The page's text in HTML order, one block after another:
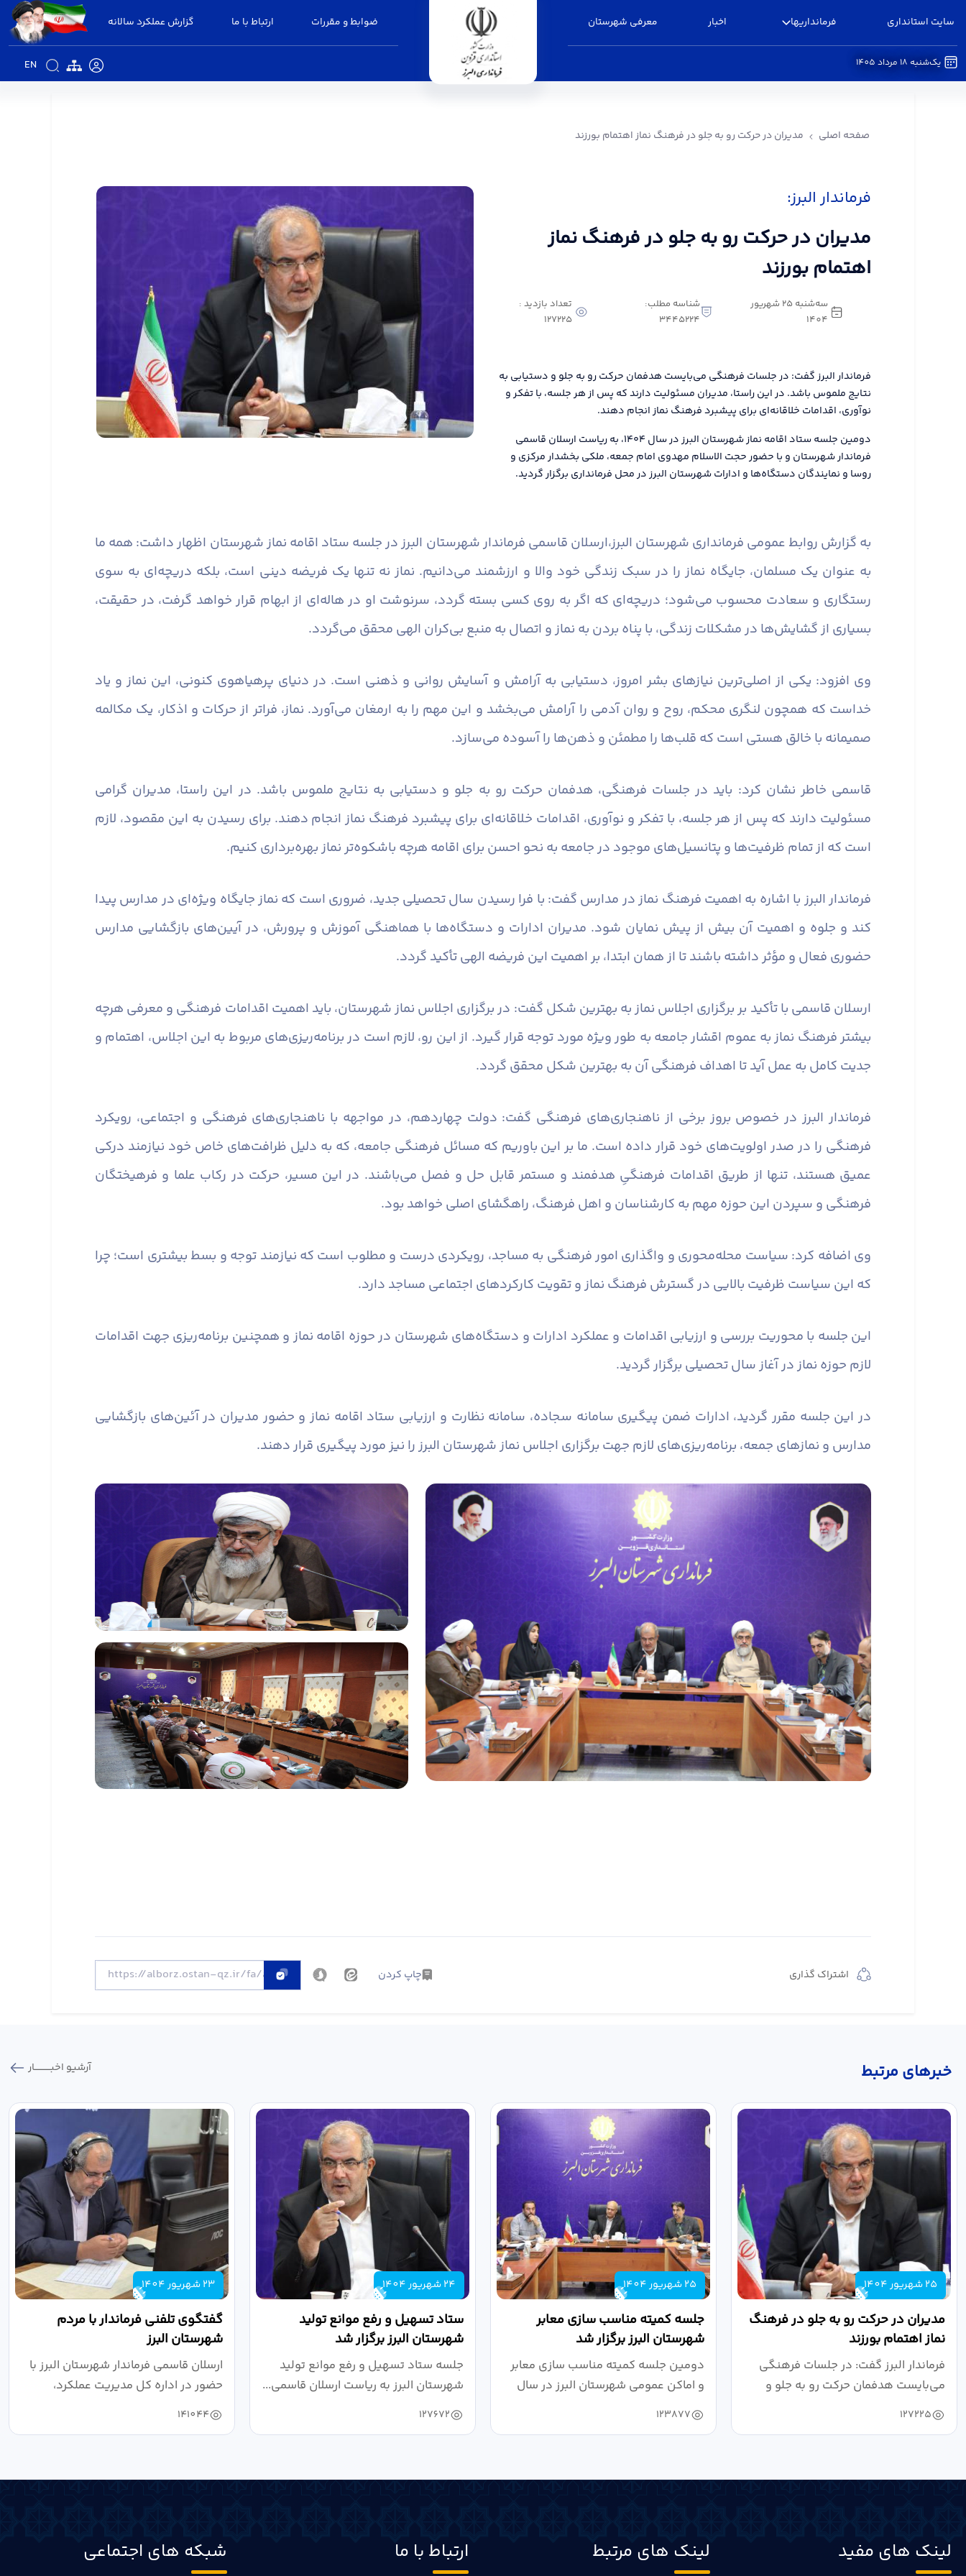
سایت استانداری فرمانداریها اخبار معرفی شهرستان ضوابط و مقررات ارتباط با ما گزارش عملکرد سالانه
EN یک‌شنبه 18 مرداد 1405
صفحه اصلی مدیران در حرکت رو به جلو در فرهنگ نماز اهتمام بورزند
فرماندار البرز:
مدیران در حرکت رو به جلو در فرهنگ نماز
اهتمام بورزند
سه‌شنبه 25 شهریور
1404
شناسه مطلب:
3445224
تعداد بازدید :
127225
فرماندار البرز گفت: در جلسات فرهنگی می‌بایست هدفمان حرکت رو به جلو و دستیابی به
نتایج ملموس باشد. در این راستا، مدیران مسئولیت دارند که پس از هر جلسه، با تفکر و
نوآوری، اقدامات خلاقانه‌ای برای پیشبرد فرهنگ نماز انجام دهند.
دومین جلسه ستاد اقامه نماز شهرستان البرز در سال ۱۴۰۴، به ریاست ارسلان قاسمی
فرماندار شهرستان و با حضور حجت الاسلام مهدوی امام جمعه، ملکی بخشدار مرکزی و
روسا و نمایندگان دستگاه‌ها و ادارات شهرستان البرز در محل فرمانداری برگزار گردید.
به گزارش روابط عمومی فرمانداری شهرستان البرز،ارسلان قاسمی فرماندار شهرستان البرز در جلسه ستاد اقامه نماز شهرستان اظهار داشت: همه ما
به عنوان یک مسلمان، جایگاه نماز را در سبک زندگی خود والا و ارزشمند می‌دانیم. نماز نه تنها یک فریضه دینی است، بلکه دریچه‌ای به سوی
رستگاری و سعادت محسوب می‌شود؛ دریچه‌ای که اگر به روی کسی بسته گردد، سرنوشت او در هاله‌ای از ابهام قرار خواهد گرفت، در حقیقت،
بسیاری از گشایش‌ها در مشکلات زندگی، با پناه بردن به نماز و اتصال به منبع بی‌کران الهی محقق می‌گردد.
وی افزود: یکی از اصلی‌ترین نیازهای بشر امروز، دستیابی به آرامش و آسایش روانی و ذهنی است. در دنیای پرهیاهوی کنونی، این نماز و یاد
خداست که همچون لنگری محکم، روح و روان آدمی را آرامش می‌بخشد و این مهم را به ارمغان می‌آورد. نماز، فراتر از حرکات و اذکار، یک مکالمه
صمیمانه با خالق هستی است که قلب‌ها را مطمئن و ذهن‌ها را آسوده می‌سازد.
قاسمی خاطر نشان کرد: باید در جلسات فرهنگی، هدفمان حرکت رو به جلو و دستیابی به نتایج ملموس باشد. در این راستا، مدیران گرامی
مسئولیت دارند که پس از هر جلسه، با تفکر و نوآوری، اقدامات خلاقانه‌ای برای پیشبرد فرهنگ نماز انجام دهند. برای رسیدن به این مقصود، لازم
است که از تمام ظرفیت‌ها و پتانسیل‌های موجود در جامعه به نحو احسن برای اقامه هرچه باشکوه‌تر نماز بهره‌برداری کنیم.
فرماندار البرز با اشاره به اهمیت فرهنگ نماز در مدارس گفت: با فرا رسیدن سال تحصیلی جدید، ضروری است که نماز جایگاه ویژه‌ای در مدارس پیدا
کند و جلوه و اهمیت آن بیش از پیش نمایان شود. مدیران ادارات و دستگاه‌ها با هماهنگی آموزش و پرورش، در آیین‌های بازگشایی مدارس
حضوری فعال و مؤثر داشته باشند تا از همان ابتدا، بر اهمیت این فریضه الهی تأکید گردد.
ارسلان قاسمی با تأکید بر برگزاری اجلاس نماز به بهترین شکل گفت: در برگزاری اجلاس نماز شهرستان، باید اهمیت اقدامات فرهنگی و معرفی هرچه
بیشتر فرهنگ نماز به عموم اقشار جامعه به طور ویژه مورد توجه قرار گیرد. از این رو، لازم است در برنامه‌ریزی‌های مربوط به این اجلاس، اهتمام و
جدیت کامل به عمل آید تا اهداف فرهنگی آن به بهترین شکل محقق گردد.
فرماندار البرز در خصوص بروز برخی از ناهنجاری‌های فرهنگی گفت: دولت چهاردهم، در مواجهه با ناهنجاری‌های فرهنگی و اجتماعی، رویکرد
فرهنگی را در صدر اولویت‌های خود قرار داده است. ما بر این باوریم که مسائل فرهنگی جامعه، که به دلیل ظرافت‌های خاص خود نیازمند درکی
عمیق هستند، تنها از طریق اقدامات فرهنگیِ هدفمند و مستمر قابل حل و فصل می‌باشند. در این مسیر، حرکت در رکاب علما و فرهیختگان
فرهنگی و سپردن این حوزه مهم به کارشناسان و اهل فرهنگ، راهگشای اصلی خواهد بود.
وی اضافه کرد: سیاست محله‌محوری و واگذاری امور فرهنگی به مساجد، رویکردی درست و مطلوب است که نیازمند توجه و بسط بیشتری است؛ چرا
که این سیاست ظرفیت بالایی در گسترش فرهنگ نماز و تقویت کارکردهای اجتماعی مساجد دارد.
این جلسه با محوریت بررسی و ارزیابی اقدامات و عملکرد ادارات و دستگاه‌های شهرستان در حوزه اقامه نماز و همچنین برنامه‌ریزی جهت اقدامات
لازم حوزه نماز در آغاز سال تحصیلی برگزار گردید.
در این جلسه مقرر گردید، ادارات ضمن پیگیری سامانه سجاده، سامانه نظارت و ارزیابی ستاد اقامه نماز و حضور مدیران در آئین‌های بازگشایی
مدارس و نماز‌های جمعه، برنامه‌ریزی‌های لازم جهت برگزاری اجلاس نماز شهرستان البرز را نیز مورد پیگیری قرار دهند.
اشتراک گذاری چاپ کردن
خبر‌های مرتبط آرشیو اخبـــــــــــار
25 شهریور 1404
مدیران در حرکت رو به جلو در فرهنگ
نماز اهتمام بورزند
فرماندار البرز گفت: در جلسات فرهنگی
می‌بایست هدفمان حرکت رو به جلو و
دستیابی...
127225
25 شهریور 1404
جلسه کمیته مناسب سازی معابر
شهرستان البرز برگزار شد
دومین جلسه کمیته مناسب سازی معابر
و اماکن عمومی شهرستان البرز در سال
۱۴۰۴ به...
123877
24 شهریور 1404
ستاد تسهیل و رفع موانع تولید
شهرستان البرز برگزار شد
جلسه ستاد تسهیل و رفع موانع تولید
شهرستان البرز به ریاست ارسلان قاسمی...
127672
23 شهریور 1404
گفتگوی تلفنی فرماندار با مردم
شهرستان البرز
ارسلان قاسمی فرماندار شهرستان البرز با
حضور در اداره کل مدیریت عملکرد،
بازرسی...
141044
لینک های مفید لینک های مرتبط ارتباط با ما شبکه های اجتماعی